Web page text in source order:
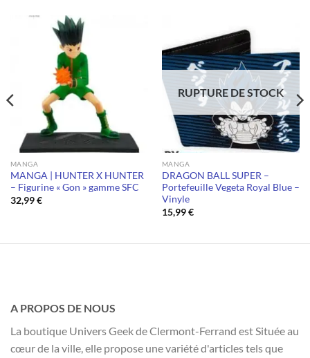
MANGA
MANGA | HUNTER X HUNTER
– Figurine « Gon » gamme SFC
32,99€
RUPTURE DE STOCK
MANGA
DRAGON BALL SUPER –
Portefeuille Vegeta Royal Blue –
Vinyle
15,99€
A PROPOS DE NOUS
La boutique Univers Geek de Clermont-Ferrand est Située au
cœur de la ville, elle propose une variété d'articles tels que